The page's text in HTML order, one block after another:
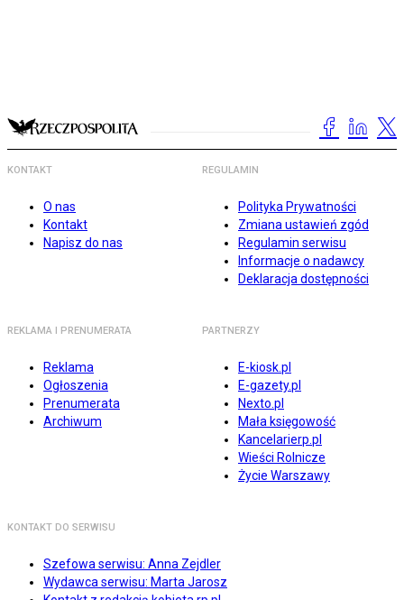
KONTAKT
O nas
Kontakt
Napisz do nas
REGULAMIN
Polityka Prywatności
Zmiana ustawień zgód
Regulamin serwisu
Informacje o nadawcy
Deklaracja dostępności
REKLAMA I PRENUMERATA
Reklama
Ogłoszenia
Prenumerata
Archiwum
PARTNERZY
E-kiosk.pl
E-gazety.pl
Nexto.pl
Mała księgowość
Kancelarierp.pl
Wieści Rolnicze
Życie Warszawy
KONTAKT DO SERWISU
Szefowa serwisu: Anna Zejdler
Wydawca serwisu: Marta Jarosz